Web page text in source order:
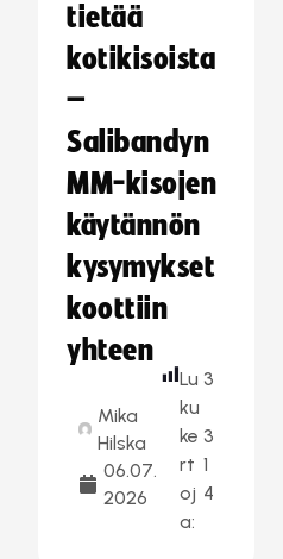
tietää
kotikisoista
–
Salibandyn
MM-kisojen
käytännön
kysymykset
koottiin
yhteen
Mika
Hilska
06.07.
2026
Lu
ku
ke
rt
oj
a:
3
3
1
4